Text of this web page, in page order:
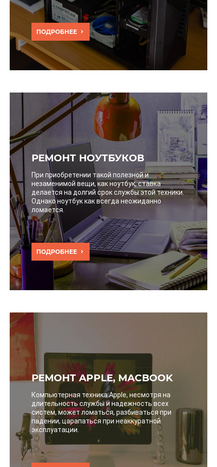
ПОДРОБНЕЕ
РЕМОНТ НОУТБУКОВ
При приобретении такой полезной и
незаменимой вещи, как ноутбук, ставка
делается на долгий срок службы этой техники.
Однако ноутбук как всегда неожиданно
ломается.
ПОДРОБНЕЕ
РЕМОНТ APPLE, MACBOOK
Компьютерная техника Apple, несмотря на
длительность службы и надежность всех
систем, может ломаться, разбиваться при
падении, царапаться при неаккуратной
эксплуатации.